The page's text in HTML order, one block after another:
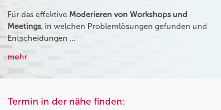
Für das effektive Moderieren von Workshops und
Meetings, in welchen Problemlösungen gefunden und
Entscheidungen …
mehr
Termin in der nähe finden: